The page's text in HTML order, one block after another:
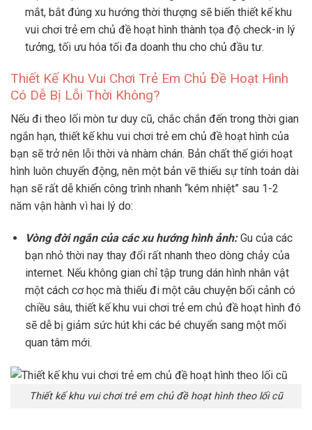
mắt, bắt đúng xu hướng thời thượng sẽ biến thiết kế khu
vui chơi trẻ em chủ đề hoạt hình thành tọa độ check-in lý
tưởng, tối ưu hóa tối đa doanh thu cho chủ đầu tư.
Thiết Kế Khu Vui Chơi Trẻ Em Chủ Đề Hoạt Hình
Có Dễ Bị Lỗi Thời Không?
Nếu đi theo lối mòn tư duy cũ, chắc chắn đến trong thời gian
ngắn hạn, thiết kế khu vui chơi trẻ em chủ đề hoạt hình của
bạn sẽ trở nên lỗi thời và nhàm chán. Bản chất thế giới hoạt
hình luôn chuyển động, nên một bản vẽ thiếu sự tính toán dài
hạn sẽ rất dễ khiến công trình nhanh “kém nhiệt” sau 1-2
năm vận hành vì hai lý do:
Vòng đời ngắn của các xu hướng hình ảnh:Gu của các
bạn nhỏ thời nay thay đổi rất nhanh theo dòng chảy của
internet. Nếu không gian chỉ tập trung dán hình nhân vật
một cách cơ học mà thiếu đi một câu chuyện bối cảnh có
chiều sâu, thiết kế khu vui chơi trẻ em chủ đề hoạt hình đó
sẽ dễ bị giảm sức hút khi các bé chuyển sang một mối
quan tâm mới.
Thiết kế khu vui chơi trẻ em chủ đề hoạt hình theo lối cũ